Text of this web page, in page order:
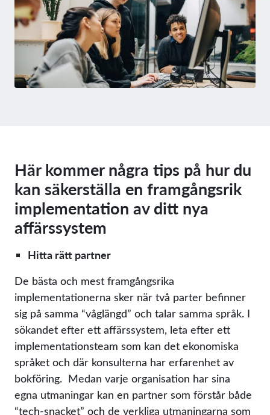
Här kommer några tips på hur du
kan säkerställa en framgångsrik
implementation av ditt nya
affärssystem
Hitta rätt partner
De bästa och mest framgångsrika
implementationerna sker när två parter befinner
sig på samma “våglängd” och talar samma språk. I
sökandet efter ett affärssystem, leta efter ett
implementationsteam som kan det ekonomiska
språket och där konsulterna har erfarenhet av
bokföring. Medan varje organisation har sina
egna utmaningar kan en partner som förstår både
“tech-snacket” och de verkliga utmaningarna som